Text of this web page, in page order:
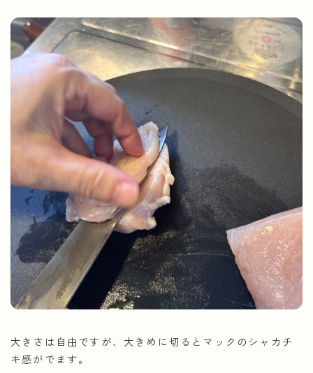
大きさは自由ですが、大きめに切るとマックのシャカチ
キ感がでます。